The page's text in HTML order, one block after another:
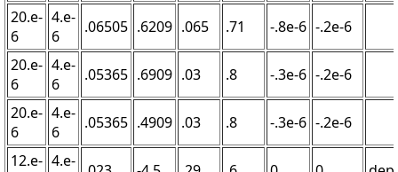
20.e-
6
4.e-
6
.06505 .6209 .065 .71 -.8e-6 -.2e-6
20.e-
6
4.e-
6
.05365 .6909 .03 .8 -.3e-6 -.2e-6
20.e-
6
4.e-
6
.05365 .4909 .03 .8 -.3e-6 -.2e-6
12.e- 4.e-